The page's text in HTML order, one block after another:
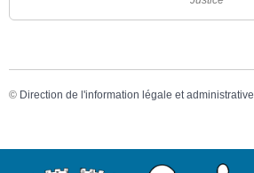
© Direction de l'information légale et administrative